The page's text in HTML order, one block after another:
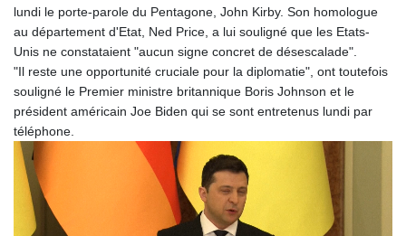
GNF
8756.649224
GTQ 7.607144
GYD 208.588851
HKD 7.84315
HNL 26.723176
HTG 130.363707
HUF 314.060388
IDR 17801
ILS 2.99985
IMP 0.740916
lundi le porte-parole du Pentagone, John Kirby. Son homologue
au département d'Etat, Ned Price, a lui souligné que les Etats-
Unis ne constataient "aucun signe concret de désescalade".
"Il reste une opportunité cruciale pour la diplomatie", ont toutefois
souligné le Premier ministre britannique Boris Johnson et le
président américain Joe Biden qui se sont entretenus lundi par
téléphone.